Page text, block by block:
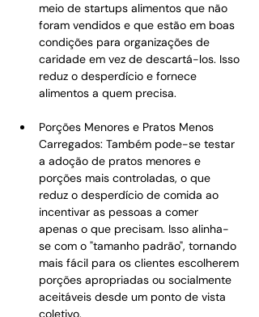
meio de startups alimentos que não
foram vendidos e que estão em boas
condições para organizações de
caridade em vez de descartá-los. Isso
reduz o desperdício e fornece
alimentos a quem precisa.
Porções Menores e Pratos Menos
Carregados: Também pode-se testar
a adoção de pratos menores e
porções mais controladas, o que
reduz o desperdício de comida ao
incentivar as pessoas a comer
apenas o que precisam. Isso alinha-
se com o "tamanho padrão", tornando
mais fácil para os clientes escolherem
porções apropriadas ou socialmente
aceitáveis desde um ponto de vista
coletivo.